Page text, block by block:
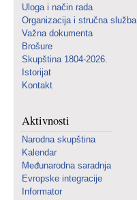
Uloga i način rada
Organizacija i stručna služba
Važna dokumenta
Brošure
Skupština 1804-2026.
Istorijat
Kontakt
Aktivnosti
Narodna skupština
Kalendar
Međunarodna saradnja
Evropske integracije
Informator